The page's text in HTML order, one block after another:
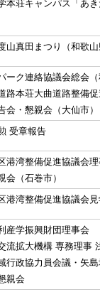
本荘キャンパス「あ
山真田まつり（和歌山
ーク連絡協議会総会（
路本荘大曲道路整備促
会・懇親会（大仙市）
受章報告
港湾整備促進協議会
会（石巻市）
港湾整備促進協議会見
産学振興財団理事会
流拡大機構 専務理事
行政協力員会議・矢
親会